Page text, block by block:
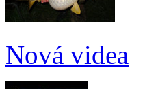
Nová videa